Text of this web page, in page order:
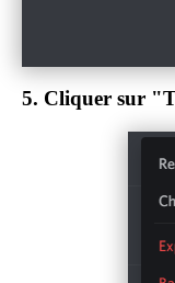
5. Cliquer sur